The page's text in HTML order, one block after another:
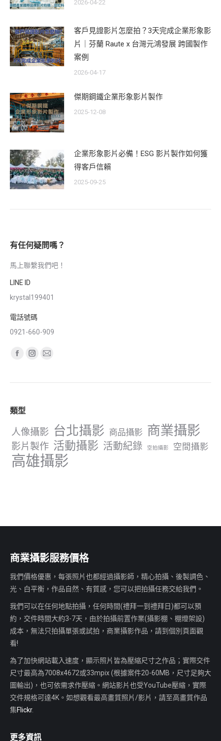
2026-04-22
客戶見證影片怎麼拍？3天完成企業形象影
片｜芬蘭 Raute x 台灣元鴻發展 跨國製作
案例
2026-04-17
傑期鋼鐵企業形象影片製作
2025-12-08
企業形象影片必備！ESG 影片製作如何獲
得客戶信賴
2025-09-25
有任何疑問嗎？
馬上聯繫我們吧！
LINE ID
krystal199401
電話號碼
0921-660-909
Find us on:
Facebook
opens
new
Instagram
opens
Mail
opens
window
類型
人像攝影 台北攝影 商品攝影 商業攝影
影片製作 活動攝影 活動紀錄 空拍攝影 空間攝影
高雄攝影
商業攝影服務價格
我們價格優惠，每張照片也都經過攝影師，精心拍攝、後製調色、
光、白平衡，作品自然、有質感，您可以把拍攝任務交給我們。
我們可以在任何地點拍攝，任何時間(禮拜一到禮拜日)都可以預
約，交件時間大約3-7天，由於拍攝前置作業(攝影棚、棚燈架設)
成本，無法只拍攝單張或試拍，商業攝影作品，請到個別頁面觀
看!
為了加快網站載入速度，顯示照片皆為壓縮尺寸之作品；實際交件
尺寸最高為7008x4672或33mpix (根據案件20-60MB，尺寸足夠大
圖輸出)，也可依需求作壓縮。網站影片也受YouTube壓縮，實際
交件規格可達4K。如想觀看最高畫質照片/影片，請至高畫質作品
集Flickr.
更多資訊